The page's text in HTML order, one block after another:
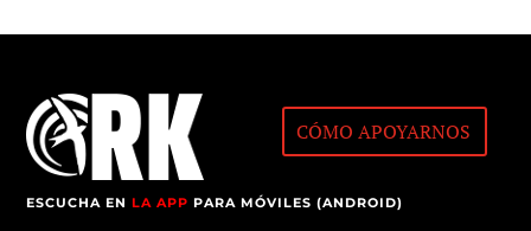
CÓMO APOYARNOS
ESCUCHA ENLA APP PARA MÓVILES (ANDROID)